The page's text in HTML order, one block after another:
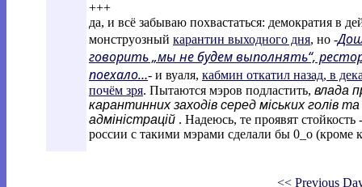
+++
да, и всё забываю похвастаться: демократия в
монструозный карантин выходного дня, но -
говорить „мы не будем выполнять“,
поехало…- и вуаля, кабмин откатил назад, в
почём зря. Пытаются мэров подластить, влада
карантинних заходів серед міських голів
адміністрацій . Надеюсь, те проявят
россии с такими мэрами сделали бы 0_о (кроме
<< Previous